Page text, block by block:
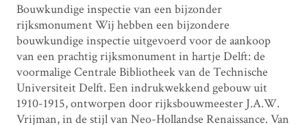
Bouwkundige inspectie van een bijzonder
rijksmonument Wij hebben een bijzondere
bouwkundige inspectie uitgevoerd voor de aankoop
van een prachtig rijksmonument in hartje Delft: de
voormalige Centrale Bibliotheek van de Technische
Universiteit Delft. Een indrukwekkend gebouw uit
1910-1915, ontworpen door rijksbouwmeester J.A.W.
Vrijman, in de stijl van Neo-Hollandse Renaissance. Van